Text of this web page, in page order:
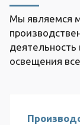
Мы являемся
освещения